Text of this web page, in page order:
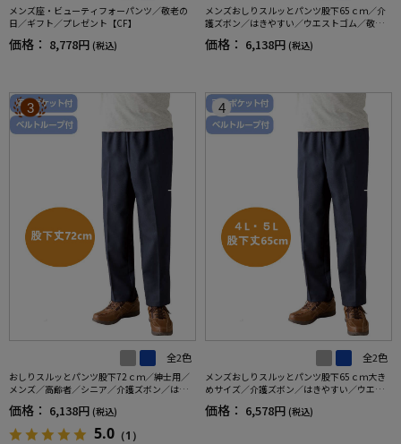
メンズ座・ビューティフォーパンツ／敬老の
日／ギフト／プレゼント【CF】
価格： 8,778円 (税込)
メンズおしりスルッとパンツ股下65ｃｍ／介
護ズボン／はきやすい／ウエストゴム／敬老
の日／ギフト／プレゼント【CF】
価格： 6,138円 (税込)
3
全2色
おしりスルッとパンツ股下72ｃｍ／紳士用／
メンズ／高齢者／シニア／介護ズボン／はき
やすい／ウエストゴム／敬老の日／ギフト／
プレゼント【CF】
価格： 6,138円 (税込)
5.0 （1）
4
全2色
メンズおしりスルッとパンツ股下65ｃｍ大き
めサイズ／介護ズボン／はきやすい／ウエス
トゴム／敬老の日／ギフト／プレゼント【C
F】
価格： 6,578円 (税込)